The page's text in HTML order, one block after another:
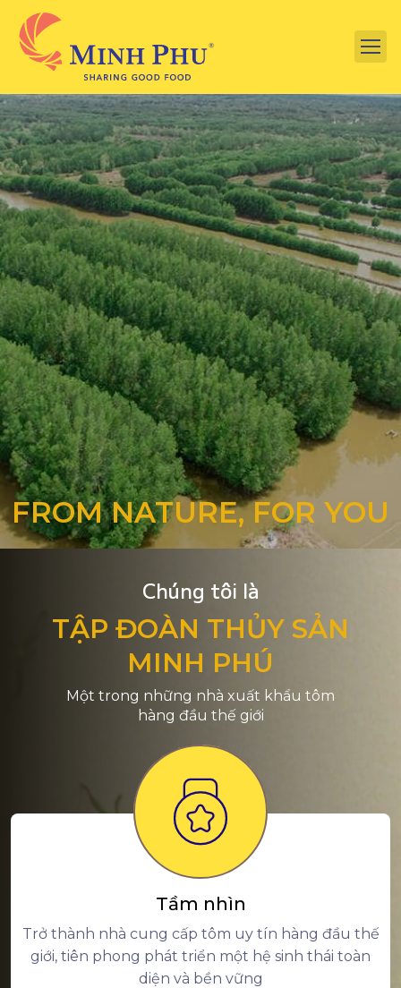
FROM NATURE, FOR YOU
Chúng tôi là
TẬP ĐOÀN THỦY SẢN
MINH PHÚ
Một trong những nhà xuất khẩu tôm
hàng đầu thế giới
Tầm nhìn
Trở thành nhà cung cấp tôm uy tín hàng đầu thế
giới, tiên phong phát triển một hệ sinh thái toàn
diện và bền vững